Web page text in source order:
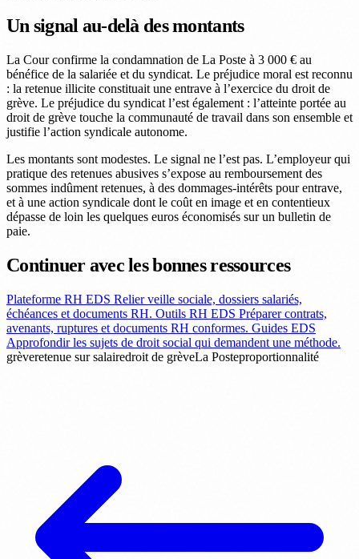
Un signal au-delà des montants
La Cour confirme la condamnation de La Poste à 3 000 € au
bénéfice de la salariée et du syndicat. Le préjudice moral est reconnu
: la retenue illicite constituait une entrave à l’exercice du droit de
grève. Le préjudice du syndicat l’est également : l’atteinte portée au
droit de grève touche la communauté de travail dans son ensemble et
justifie l’action syndicale autonome.
Les montants sont modestes. Le signal ne l’est pas. L’employeur qui
pratique des retenues abusives s’expose au remboursement des
sommes indûment retenues, à des dommages-intérêts pour entrave,
et à une action syndicale dont le coût en image et en contentieux
dépasse de loin les quelques euros économisés sur un bulletin de
paie.
Continuer avec les bonnes ressources
Plateforme RH EDS Relier veille sociale, dossiers salariés,
échéances et documents RH. Outils RH EDS Préparer contrats,
avenants, ruptures et documents RH conformes. Guides EDS
Approfondir les sujets de droit social qui demandent une méthode.
grèveretenue sur salairedroit de grèveLa Posteproportionnalité